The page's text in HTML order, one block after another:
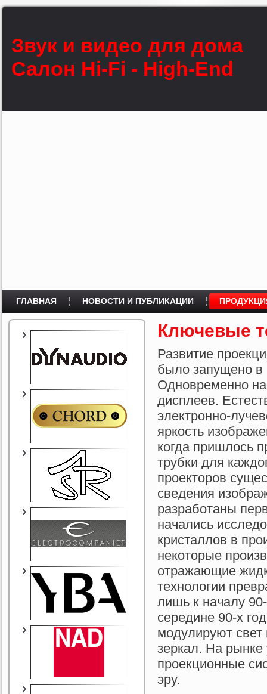
Звук и видео для дома
Салон Hi-Fi - High-End
ГЛАВНАЯ НОВОСТИ И ПУБЛИКАЦИИ
Ключевые
Развитие
было запущено в
Одновременно
дисплеев.
электронно-
яркость
когда пришлось
трубки для
проекторов
сведения
разработаны
начались
кристаллов в
некоторые
отражающие
технологии
лишь к началу
середине 90-х
модулируют
зеркал. На рынке
проекционные
эру.